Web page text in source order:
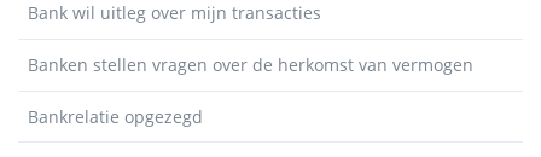
Bank wil uitleg over mijn transacties
Banken stellen vragen over de herkomst van vermogen
Bankrelatie opgezegd